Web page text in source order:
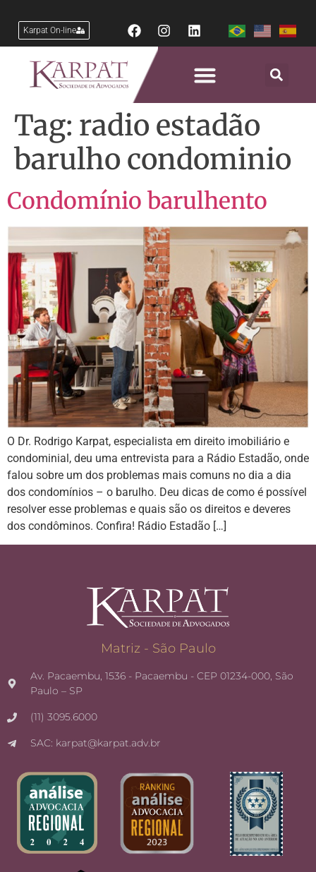
Karpat On-line
Tag: radio estadão
barulho condominio
Condomínio barulhento
O Dr. Rodrigo Karpat, especialista em direito imobiliário e
condominial, deu uma entrevista para a Rádio Estadão, onde
falou sobre um dos problemas mais comuns no dia a dia
dos condomínios – o barulho. Deu dicas de como é possível
resolver esse problemas e quais são os direitos e deveres
dos condôminos. Confira! Rádio Estadão […]
Matriz - São Paulo
Av. Pacaembu, 1536 - Pacaembu - CEP 01234-000, São
Paulo – SP
(11) 3095.6000
SAC: karpat@karpat.adv.br